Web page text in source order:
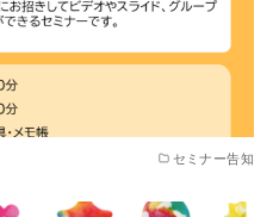
セミナー告知